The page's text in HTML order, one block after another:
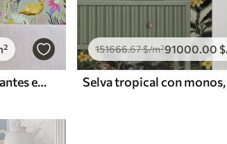
Flamencos y leopardos brillantes entre plantas tropicales
151666.67$/m²91000.00 $